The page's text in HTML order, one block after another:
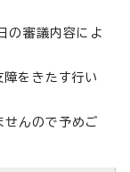
の審議内容によ
障をきたす行い
せんので予めご